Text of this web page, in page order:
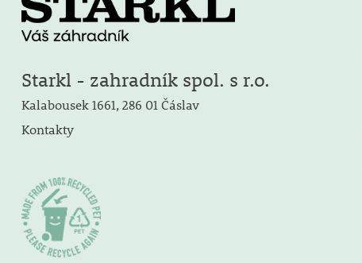
Starkl - zahradník spol. s r.o.
Kalabousek 1661, 286 01 Čáslav
Kontakty